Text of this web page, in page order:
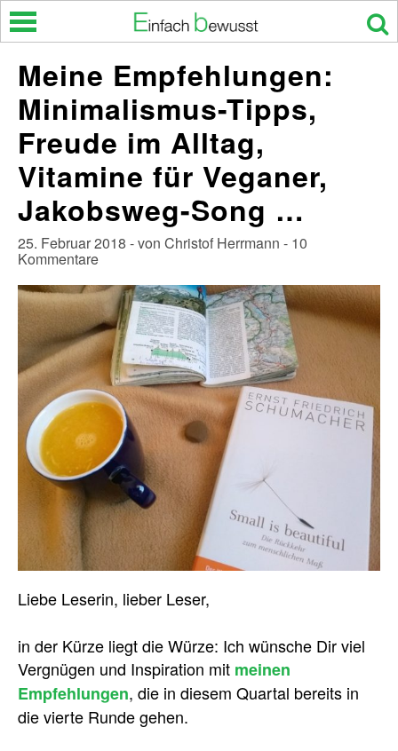
Skip
Meine Empfehlungen:
Minimalismus-Tipps,
Freude im Alltag,
Vitamine für Veganer,
Jakobsweg-Song …
25. Februar 2018 - von Christof Herrmann - 10
Kommentare
Liebe Leserin, lieber Leser,
in der Kürze liegt die Würze: Ich wünsche Dir viel
Vergnügen und Inspiration mit meinen
Empfehlungen, die in diesem Quartal bereits in
die vierte Runde gehen.